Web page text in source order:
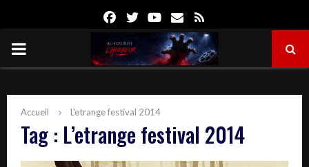
FacebookTwitterYoutube
Email
PRIMARY
Accueil L'etrange festival 2014
Tag : L’etrange festival 2014